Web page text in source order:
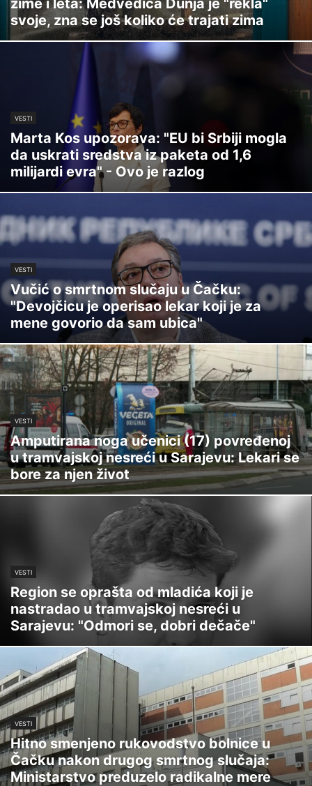
zime i leta: Medvedica Dunja je "rekla"
svoje, zna se još koliko će trajati zima
VESTI
Marta Kos upozorava: "EU bi Srbiji mogla
da uskrati sredstva iz paketa od 1,6
milijardi evra" - Ovo je razlog
VESTI
Vučić o smrtnom slučaju u Čačku:
"Devojčicu je operisao lekar koji je za
mene govorio da sam ubica"
VESTI
Amputirana noga učenici (17) povređenoj
u tramvajskoj nesreći u Sarajevu: Lekari se
bore za njen život
VESTI
Region se oprašta od mladića koji je
nastradao u tramvajskoj nesreći u
Sarajevu: "Odmori se, dobri dečače"
VESTI
Hitno smenjeno rukovodstvo bolnice u
Čačku nakon drugog smrtnog slučaja:
Ministarstvo preduzelo radikalne mere